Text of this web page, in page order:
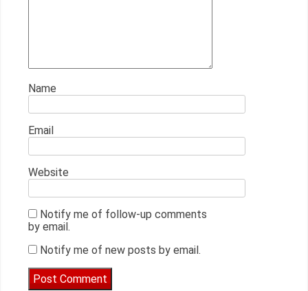
Name
Email
Website
Notify me of follow-up comments
by email.
Notify me of new posts by email.